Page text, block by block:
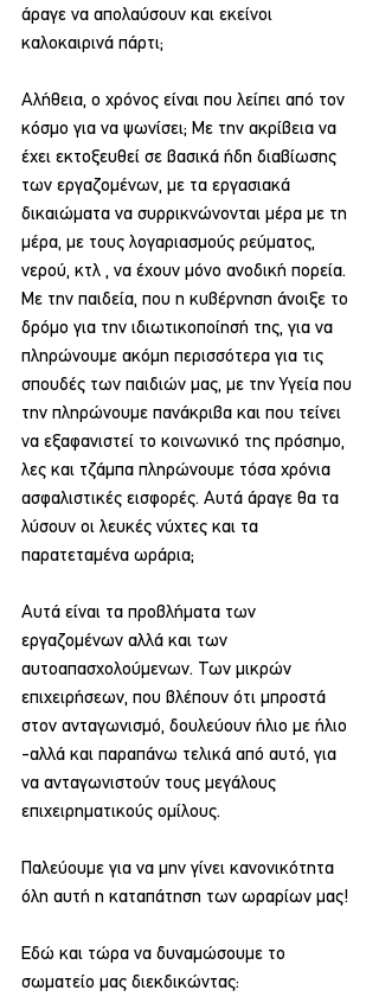
άραγε να απολαύσουν και εκείνοι
καλοκαιρινά πάρτι;
Αλήθεια, ο χρόνος είναι που λείπει από τον
κόσμο για να ψωνίσει; Με την ακρίβεια να
έχει εκτοξευθεί σε βασικά ήδη διαβίωσης
των εργαζομένων, με τα εργασιακά
δικαιώματα να συρρικνώνονται μέρα με τη
μέρα, με τους λογαριασμούς ρεύματος,
νερού, κτλ , να έχουν μόνο ανοδική πορεία.
Με την παιδεία, που η κυβέρνηση άνοιξε το
δρόμο για την ιδιωτικοποίησή της, για να
πληρώνουμε ακόμη περισσότερα για τις
σπουδές των παιδιών μας, με την Υγεία που
την πληρώνουμε πανάκριβα και που τείνει
να εξαφανιστεί το κοινωνικό της πρόσημο,
λες και τζάμπα πληρώνουμε τόσα χρόνια
ασφαλιστικές εισφορές. Αυτά άραγε θα τα
λύσουν οι λευκές νύχτες και τα
παρατεταμένα ωράρια;
Αυτά είναι τα προβλήματα των
εργαζομένων αλλά και των
αυτοαπασχολούμενων. Των μικρών
επιχειρήσεων, που βλέπουν ότι μπροστά
στον ανταγωνισμό, δουλεύουν ήλιο με ήλιο
-αλλά και παραπάνω τελικά από αυτό, για
να ανταγωνιστούν τους μεγάλους
επιχειρηματικούς ομίλους.
Παλεύουμε για να μην γίνει κανονικότητα
όλη αυτή η καταπάτηση των ωραρίων μας!
Εδώ και τώρα να δυναμώσουμε το
σωματείο μας διεκδικώντας: